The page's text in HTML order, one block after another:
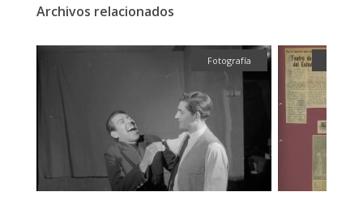
Archivos relacionados
Fotografía